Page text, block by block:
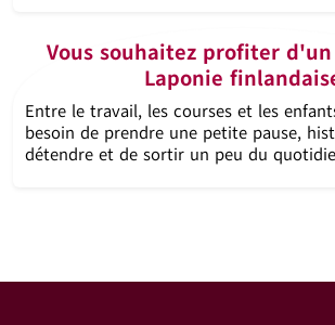
Vous souhaitez profiter d'un
Laponie
Entre le travail, les courses et les
besoin de prendre une petite pause,
détendre et de sortir un peu du